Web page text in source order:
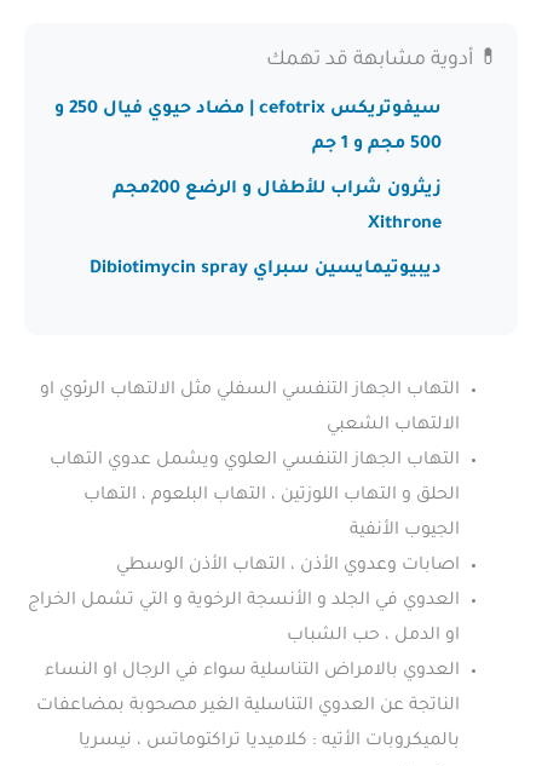
💊 أدوية مشابهة قد تهمك
سيفوتريكس cefotrix | مضاد حيوي فيال 250 و
500 مجم و 1 جم
زيثرون شراب للأطفال و الرضع 200مجم
Xithrone
ديبيوتيمايسين سبراي Dibiotimycin spray
التهاب الجهاز التنفسي السفلي مثل الالتهاب الرئوي او
الالتهاب الشعبي
التهاب الجهاز التنفسي العلوي ويشمل عدوي التهاب
الحلق و التهاب اللوزتين ، التهاب البلعوم ، التهاب
الجيوب الأنفية
اصابات وعدوي الأذن ، التهاب الأذن الوسطي
العدوي في الجلد و الأنسجة الرخوية و التي تشمل الخراج
او الدمل ، حب الشباب
العدوي بالامراض التناسلية سواء في الرجال او النساء
الناتجة عن العدوي التناسلية الغير مصحوبة بمضاعفات
بالميكروبات الأتيه : كلاميديا تراكتوماتس ، نيسريا